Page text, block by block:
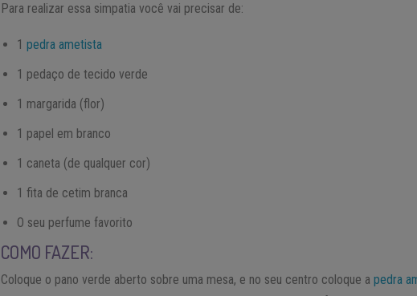
Para realizar essa simpatia você vai precisar de:
1pedra ametista
1 pedaço de tecido verde
1 margarida (flor)
1 papel em branco
1 caneta (de qualquer cor)
1 fita de cetim branca
O seu perfume favorito
COMO FAZER:
Coloque o pano verde aberto sobre uma mesa, e no seu centro coloque apedra